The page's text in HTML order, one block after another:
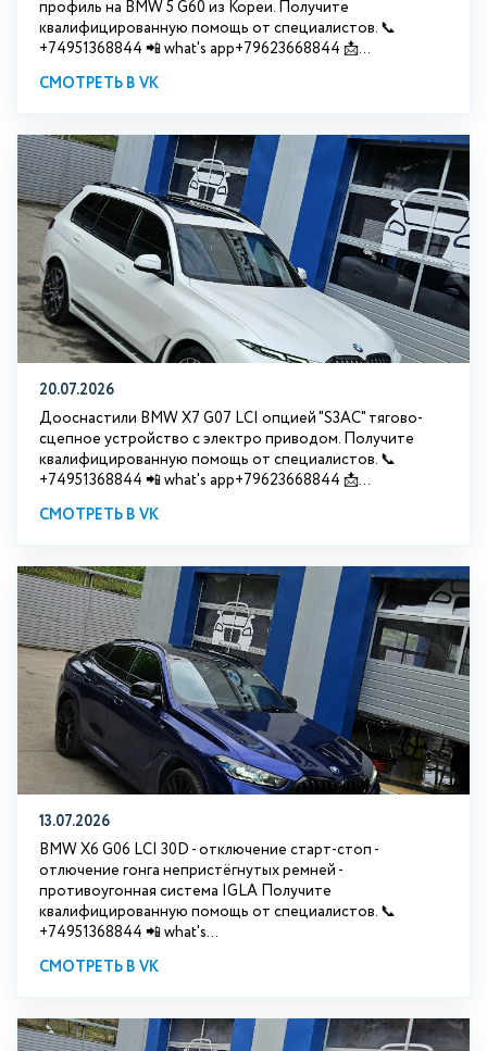
профиль на BMW 5 G60 из Кореи. Получите
квалифицированную помощь от специалистов. 📞
+74951368844 📲 what's app+79623668844 📩...
СМОТРЕТЬ В VK
20.07.2026
Дооснастили BMW Х7 G07 LCI опцией "S3АС" тягово-
сцепное устройство с электро приводом. Получите
квалифицированную помощь от специалистов. 📞
+74951368844 📲 what's app+79623668844 📩...
СМОТРЕТЬ В VK
13.07.2026
BMW X6 G06 LCI 30D - отключение старт-стоп -
отлючение гонга непристёгнутых ремней -
противоугонная система IGLA Получите
квалифицированную помощь от специалистов. 📞
+74951368844 📲 what's...
СМОТРЕТЬ В VK